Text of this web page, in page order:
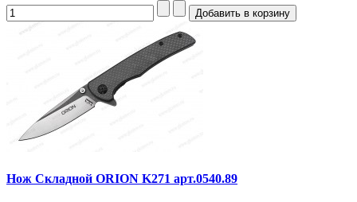
Нож Складной ORION K271 арт.0540.89